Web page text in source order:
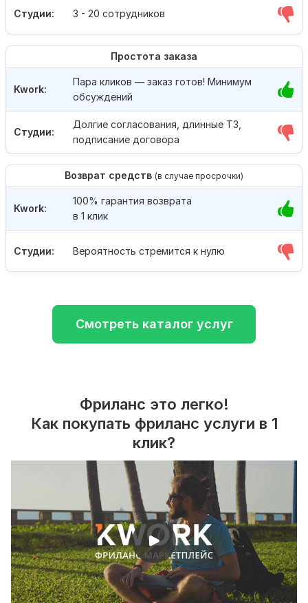
Студии: 3 - 20 сотрудников
Простота заказа
Студии:
Долгие согласования, длинные ТЗ,
подписание договора
Kwork:
Пара кликов — заказ готов! Минимум
обсуждений
Возврат средств (в случае просрочки)
Студии: Вероятность стремится к нулю
Kwork:
100% гарантия возврата
в 1 клик
Смотреть каталог услуг
Фриланс это легко!
Как покупать фриланс услуги в 1
клик?